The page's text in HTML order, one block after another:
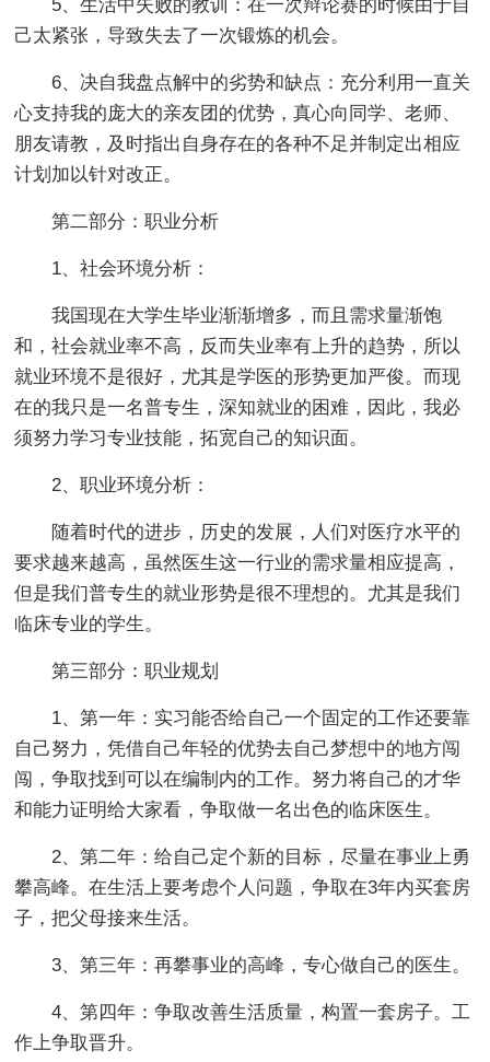
5、生活中失败的教训：在一次辩论赛的时候由于自
己太紧张，导致失去了一次锻炼的机会。
6、决自我盘点解中的劣势和缺点：充分利用一直关
心支持我的庞大的亲友团的优势，真心向同学、老师、
朋友请教，及时指出自身存在的各种不足并制定出相应
计划加以针对改正。
第二部分：职业分析
1、社会环境分析：
我国现在大学生毕业渐渐增多，而且需求量渐饱
和，社会就业率不高，反而失业率有上升的趋势，所以
就业环境不是很好，尤其是学医的形势更加严俊。而现
在的我只是一名普专生，深知就业的困难，因此，我必
须努力学习专业技能，拓宽自己的知识面。
2、职业环境分析：
随着时代的进步，历史的发展，人们对医疗水平的
要求越来越高，虽然医生这一行业的需求量相应提高，
但是我们普专生的就业形势是很不理想的。尤其是我们
临床专业的学生。
第三部分：职业规划
1、第一年：实习能否给自己一个固定的工作还要靠
自己努力，凭借自己年轻的优势去自己梦想中的地方闯
闯，争取找到可以在编制内的工作。努力将自己的才华
和能力证明给大家看，争取做一名出色的临床医生。
2、第二年：给自己定个新的目标，尽量在事业上勇
攀高峰。在生活上要考虑个人问题，争取在3年内买套房
子，把父母接来生活。
3、第三年：再攀事业的高峰，专心做自己的医生。
4、第四年：争取改善生活质量，构置一套房子。工
作上争取晋升。